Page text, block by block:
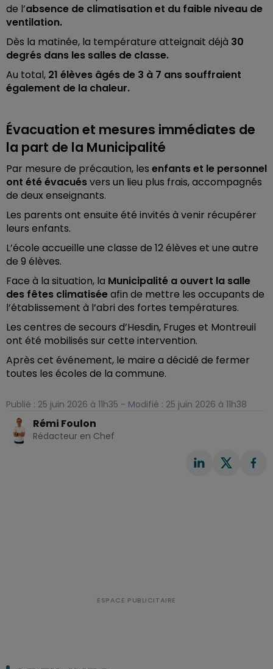
de l’absence de climatisation et du faible niveau de
ventilation.
Dès la matinée, la température atteignait déjà 30
degrés dans les salles de classe.
Au total, 21 élèves âgés de 3 à 7 ans souffraient
également de la chaleur.
Évacuation et mesures immédiates de
la part de la Municipalité
Par mesure de précaution, les enfants et le personnel
ont été évacuésvers un lieu plus frais, accompagnés
de deux enseignants.
Les parents ont ensuite été invités à venir récupérer
leurs enfants.
L’école accueille une classe de 12 élèves et une autre
de 9 élèves.
Face à la situation, la Municipalité a ouvert la salle
des fêtes climatiséeafin de mettre les occupants de
l’établissement à l’abri des fortes températures.
Les centres de secours d’Hesdin, Fruges et Montreuil
ont été mobilisés sur cette intervention.
Après cet événement, le maire a décidé de fermer
toutes les écoles de la commune.
Publié : 25 juin 2026 à 11h35 - Modifié : 25 juin 2026 à 11h38
Rémi Foulon
Rédacteur en Chef